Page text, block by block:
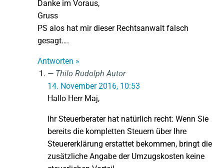
Danke im Voraus,
Gruss
PS alos hat mir dieser Rechtsanwalt falsch
gesagt….
Antworten »
Thilo Rudolph Autor
14. November 2016, 10:53
Hallo Herr Maj,
Ihr Steuerberater hat natürlich recht: Wenn Sie
bereits die kompletten Steuern über Ihre
Steuererklärung erstattet bekommen, bringt die
zusätzliche Angabe der Umzugskosten keine